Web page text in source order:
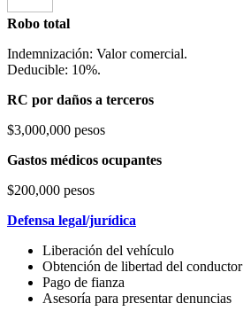
Robo total
Indemnización: Valor comercial.
Deducible: 10%.
RC por daños a terceros
$3,000,000 pesos
Gastos médicos ocupantes
$200,000 pesos
Defensa legal/jurídica
Liberación del vehículo
Obtención de libertad del conductor
Pago de fianza
Asesoría para presentar denuncias